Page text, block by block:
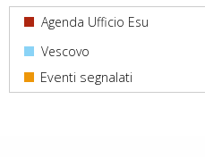
31 1 2 3
Agenda Ufficio Esu
Vescovo